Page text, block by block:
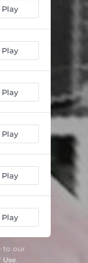
02:29
02:51
03:50
03:26
04:05
04:20
03:33
03:40
Play
Play
Play
Play
Play
Play
to our
Use.